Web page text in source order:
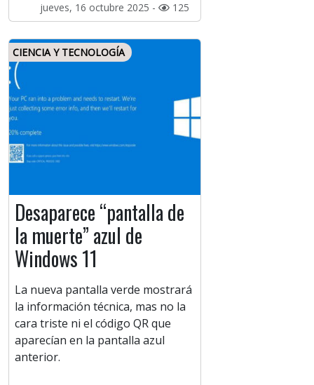
jueves, 16 octubre 2025 - 125
CIENCIA Y TECNOLOGÍA
Desaparece “pantalla de
la muerte” azul de
Windows 11
La nueva pantalla verde mostrará
la información técnica, mas no la
cara triste ni el código QR que
aparecían en la pantalla azul
anterior.